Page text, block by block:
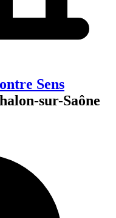
Sens
sur-Saône